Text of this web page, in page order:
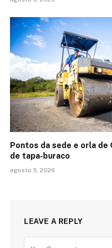
Pontos da sede e orla de
de tapa-buraco
agosto 5, 2026
LEAVE A REPLY